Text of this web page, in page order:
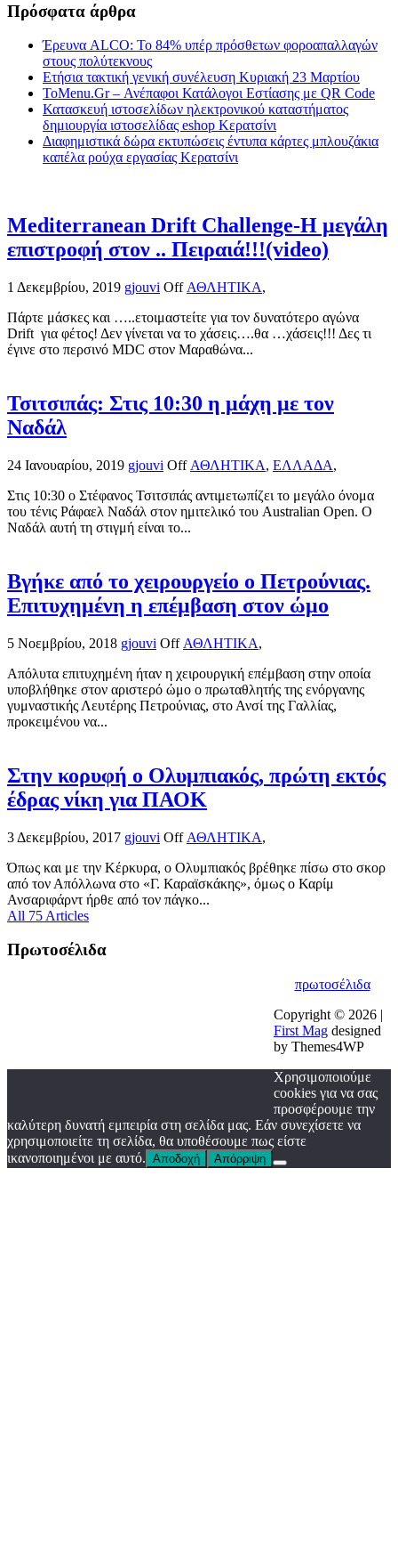
Πρόσφατα άρθρα
Έρευνα ALCO: Το 84% υπέρ πρόσθετων φοροαπαλλαγών
στους πολύτεκνους
Ετήσια τακτική γενική συνέλευση Κυριακή 23 Μαρτίου
ToMenu.Gr – Ανέπαφοι Κατάλογοι Εστίασης με QR Code
Κατασκευή ιστοσελίδων ηλεκτρονικού καταστήματος
δημιουργία ιστοσελίδας eshop Κερατσίνι
Διαφημιστικά δώρα εκτυπώσεις έντυπα κάρτες μπλουζάκια
καπέλα ρούχα εργασίας Κερατσίνι
Mediterranean Drift Challenge-Η μεγάλη
επιστροφή στον .. Πειραιά!!!(video)
1 Δεκεμβρίου, 2019 gjouvi Off ΑΘΛΗΤΙΚΑ,
Πάρτε μάσκες και …..ετοιμαστείτε για τον δυνατότερο αγώνα
Drift για φέτος! Δεν γίνεται να το χάσεις….θα …χάσεις!!! Δες τι
έγινε στο περσινό MDC στον Μαραθώνα...
Τσιτσιπάς: Στις 10:30 η μάχη με τον
Ναδάλ
24 Ιανουαρίου, 2019 gjouvi Off ΑΘΛΗΤΙΚΑ, ΕΛΛΑΔΑ,
Στις 10:30 ο Στέφανος Τσιτσιπάς αντιμετωπίζει το μεγάλο όνομα
του τένις Ράφαελ Ναδάλ στον ημιτελικό του Australian Open. Ο
Ναδάλ αυτή τη στιγμή είναι το...
Βγήκε από το χειρουργείο ο Πετρούνιας.
Επιτυχημένη η επέμβαση στον ώμο
5 Νοεμβρίου, 2018 gjouvi Off ΑΘΛΗΤΙΚΑ,
Απόλυτα επιτυχημένη ήταν η χειρουργική επέμβαση στην οποία
υποβλήθηκε στον αριστερό ώμο ο πρωταθλητής της ενόργανης
γυμναστικής Λευτέρης Πετρούνιας, στο Ανσί της Γαλλίας,
προκειμένου να...
Στην κορυφή ο Ολυμπιακός, πρώτη εκτός
έδρας νίκη για ΠΑΟΚ
3 Δεκεμβρίου, 2017 gjouvi Off ΑΘΛΗΤΙΚΑ,
Όπως και με την Κέρκυρα, ο Ολυμπιακός βρέθηκε πίσω στο σκορ
από τον Απόλλωνα στο «Γ. Καραϊσκάκης», όμως ο Καρίμ
Ανσαριφάρντ ήρθε από τον πάγκο...
All 75 Articles
Πρωτοσέλιδα
πρωτοσέλιδα
Copyright © 2026 |
First Mag designed
by Themes4WP
Χρησιμοποιούμε
cookies για να σας
προσφέρουμε την
καλύτερη δυνατή εμπειρία στη σελίδα μας. Εάν συνεχίσετε να
χρησιμοποιείτε τη σελίδα, θα υποθέσουμε πως είστε
ικανοποιημένοι με αυτό. Αποδοχή Απόρριψη